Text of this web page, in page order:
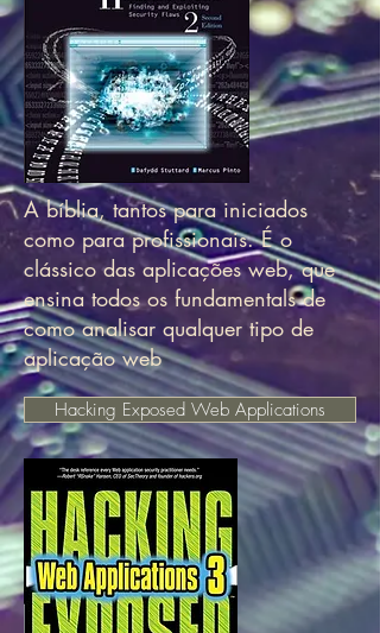
A bíblia, tantos para iniciados
como para profissionais. É o
clássico das aplicações web, que
ensina todos os fundamentals de
como analisar qualquer tipo de
aplicação web
Hacking Exposed Web Applications